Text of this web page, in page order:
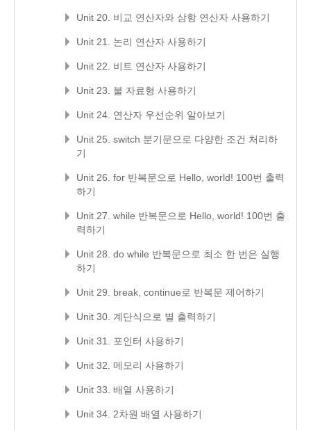
Unit 20. 비교 연산자와 삼항 연산자 사용하기
Unit 21. 논리 연산자 사용하기
Unit 22. 비트 연산자 사용하기
Unit 23. 불 자료형 사용하기
Unit 24. 연산자 우선순위 알아보기
Unit 25. switch 분기문으로 다양한 조건 처리하
기
Unit 26. for 반복문으로 Hello, world! 100번 출력
하기
Unit 27. while 반복문으로 Hello, world! 100번 출
력하기
Unit 28. do while 반복문으로 최소 한 번은 실행
하기
Unit 29. break, continue로 반복문 제어하기
Unit 30. 계단식으로 별 출력하기
Unit 31. 포인터 사용하기
Unit 32. 메모리 사용하기
Unit 33. 배열 사용하기
Unit 34. 2차원 배열 사용하기